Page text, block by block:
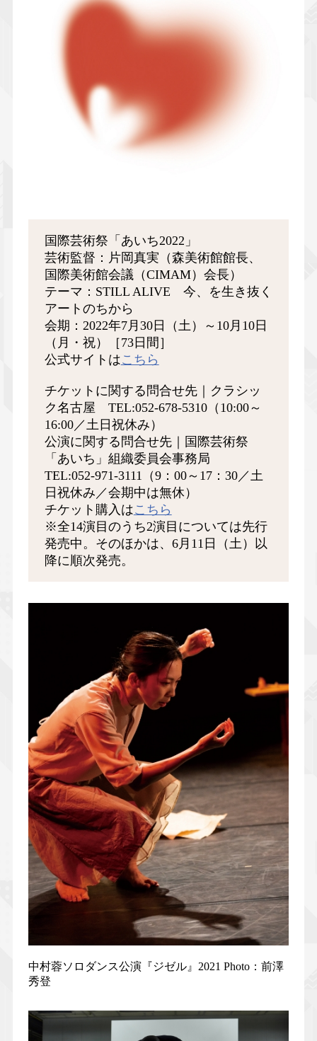
国際芸術祭「あいち2022」
芸術監督：片岡真実（森美術館館長、
国際美術館会議（CIMAM）会長）
テーマ：STILL ALIVE 今、を生き抜く
アートのちから
会期：2022年7月30日（土）～10月10日
（月・祝）［73日間］
公式サイトはこちら
チケットに関する問合せ先｜クラシッ
ク名古屋 TEL:052-678-5310（10:00～
16:00／土日祝休み）
公演に関する問合せ先｜国際芸術祭
「あいち」組織委員会事務局
TEL:052-971-3111（9：00～17：30／土
日祝休み／会期中は無休）
チケット購入はこちら
※全14演目のうち2演目については先行
発売中。そのほかは、6月11日（土）以
降に順次発売。
中村蓉ソロダンス公演『ジゼル』2021 Photo：前澤
秀登